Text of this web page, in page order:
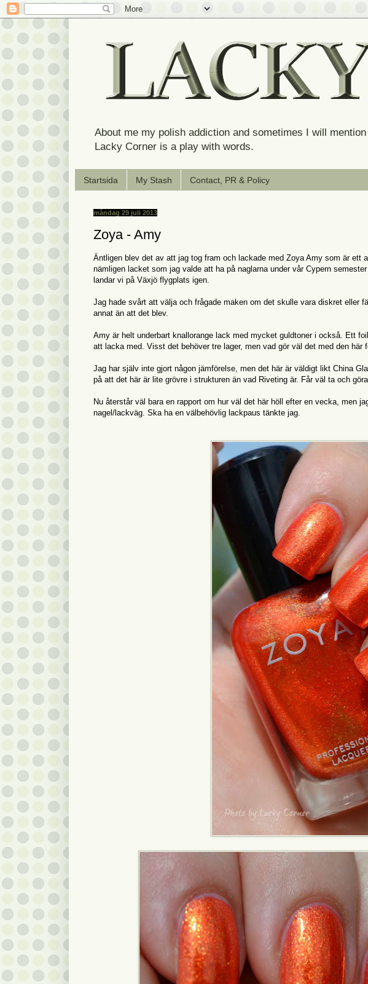
About me my polish addiction and sometimes I will
Lacky Corner is a play with words.
Startsida My Stash Contact, PR & Policy
måndag 29 juli 2013
Zoya - Amy
Äntligen blev det av att jag tog fram och lackade med Zoya Amy som är ett
nämligen lacket som jag valde att ha på naglarna under vår Cypern
landar vi på Växjö flygplats igen.
Jag hade svårt att välja och frågade maken om det skulle vara diskret eller
annat än att det blev.
Amy är helt underbart knallorange lack med mycket guldtoner i också. Ett
att lacka med. Visst det behöver tre lager, men vad gör väl det med den
Jag har själv inte gjort någon jämförelse, men det här är väldigt likt China
på att det här är lite grövre i strukturen än vad Riveting är. Får väl ta och
Nu återstår väl bara en rapport om hur väl det här höll efter en vecka, men
nagel/lackväg. Ska ha en välbehövlig lackpaus tänkte jag.